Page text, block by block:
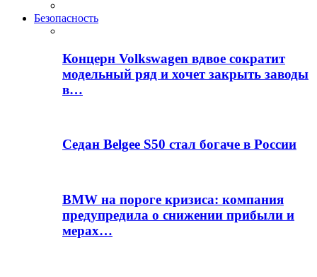
Безопасность
Концерн Volkswagen вдвое сократит
модельный ряд и хочет закрыть заводы
в…
Седан Belgee S50 стал богаче в России
BMW на пороге кризиса: компания
предупредила о снижении прибыли и
мерах…